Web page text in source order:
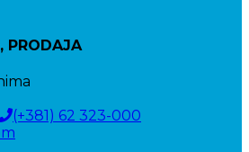
PRODAJA
(+381) 62 323-000